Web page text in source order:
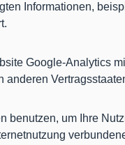
Informationen,
Google-Analytics
benutzen, um Ihre